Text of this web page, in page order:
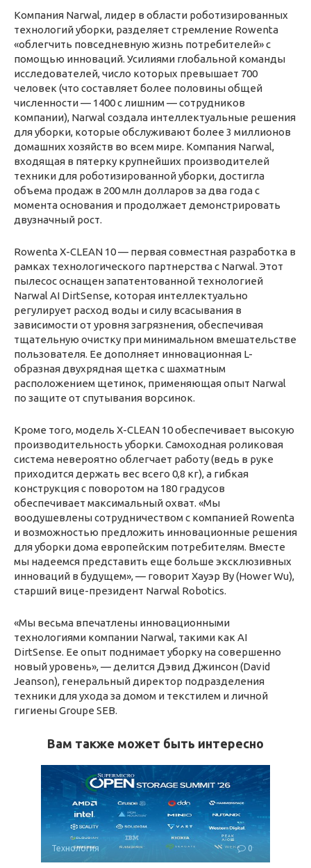
Компания Narwal, лидер в области роботизированных
технологий уборки, разделяет стремление Rowenta
«облегчить повседневную жизнь потребителей» с
помощью инноваций. Усилиями глобальной команды
исследователей, число которых превышает 700
человек (что составляет более половины общей
численности — 1400 с лишним — сотрудников
компании), Narwal создала интеллектуальные решения
для уборки, которые обслуживают более 3 миллионов
домашних хозяйств во всем мире. Компания Narwal,
входящая в пятерку крупнейших производителей
техники для роботизированной уборки, достигла
объема продаж в 200 млн долларов за два года с
момента основания и продолжает демонстрировать
двузначный рост.
Rowenta X-CLEAN 10 — первая совместная разработка в
рамках технологического партнерства с Narwal. Этот
пылесос оснащен запатентованной технологией
Narwal AI DirtSense, которая интеллектуально
регулирует расход воды и силу всасывания в
зависимости от уровня загрязнения, обеспечивая
тщательную очистку при минимальном вмешательстве
пользователя. Ее дополняет инновационная L-
образная двухрядная щетка с шахматным
расположением щетинок, применяющая опыт Narwal
по защите от спутывания ворсинок.
Кроме того, модель X-CLEAN 10 обеспечивает высокую
производительность уборки. Самоходная роликовая
система невероятно облегчает работу (ведь в руке
приходится держать вес всего 0,8 кг), а гибкая
конструкция с поворотом на 180 градусов
обеспечивает максимальный охват. «Мы
воодушевлены сотрудничеством с компанией Rowenta
и возможностью предложить инновационные решения
для уборки дома европейским потребителям. Вместе
мы надеемся представить еще больше эксклюзивных
инноваций в будущем», — говорит Хауэр Ву (Hower Wu),
старший вице-президент Narwal Robotics.
«Мы весьма впечатлены инновационными
технологиями компании Narwal, такими как AI
DirtSense. Ее опыт поднимает уборку на совершенно
новый уровень», — делится Дэвид Джинсон (David
Jeanson), генеральный директор подразделения
техники для ухода за домом и текстилем и личной
гигиены Groupe SEB.
Вам также может быть интересно
Технология 0